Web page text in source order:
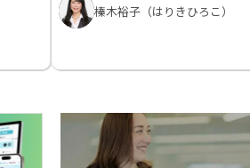
榛木裕子（はりきひろこ）